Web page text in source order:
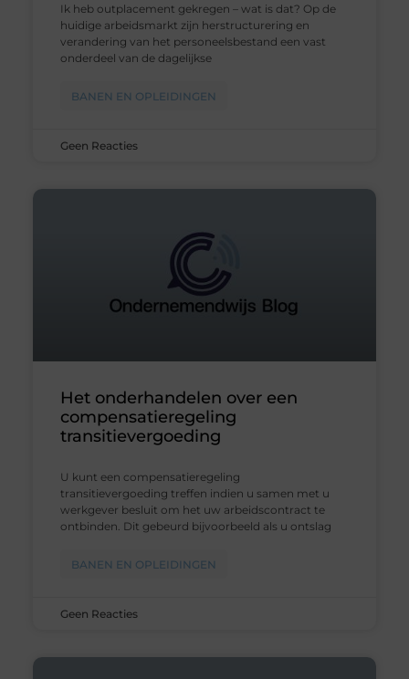
Ik heb outplacement gekregen – wat is dat? Op de
huidige arbeidsmarkt zijn herstructurering en
verandering van het personeelsbestand een vast
onderdeel van de dagelijkse
BANEN EN OPLEIDINGEN
Geen Reacties
Het onderhandelen over een
compensatieregeling
transitievergoeding
U kunt een compensatieregeling
transitievergoeding treffen indien u samen met u
werkgever besluit om het uw arbeidscontract te
ontbinden. Dit gebeurd bijvoorbeeld als u ontslag
BANEN EN OPLEIDINGEN
Geen Reacties